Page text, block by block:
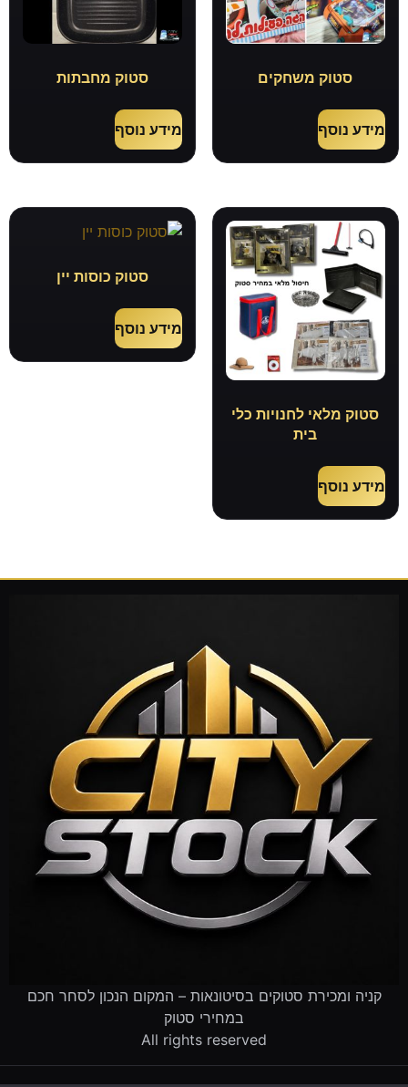
סטוק משחקים
מידע נוסף
סטוק מחבתות
מידע נוסף
סטוק מלאי לחנויות כלי
בית
מידע נוסף
סטוק כוסות יין
מידע נוסף
קניה ומכירת סטוקים בסיטונאות – המקום הנכון לסחר חכם
במחירי סטוק
All rights reserved